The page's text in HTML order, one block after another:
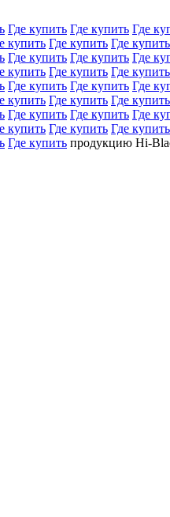
Где купить Где купить Где
купить Где купить Где купить
Где купить Где купить Где
купить Где купить Где купить
Где купить Где купить Где
купить Где купить Где купить
Где купить Где купить Где
купить Где купить Где купить
Где купить продукцию Hi-